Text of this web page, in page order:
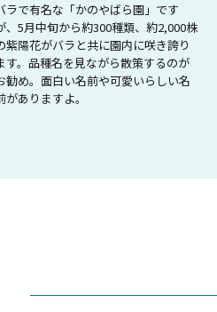
ラで有名な「かのやばら園」です
、5月中旬から約300種類、約2,000株
紫陽花がバラと共に園内に咲き誇り
す。品種名を見ながら散策するのが
勧め。面白い名前や可愛いらしい名
がありますよ。